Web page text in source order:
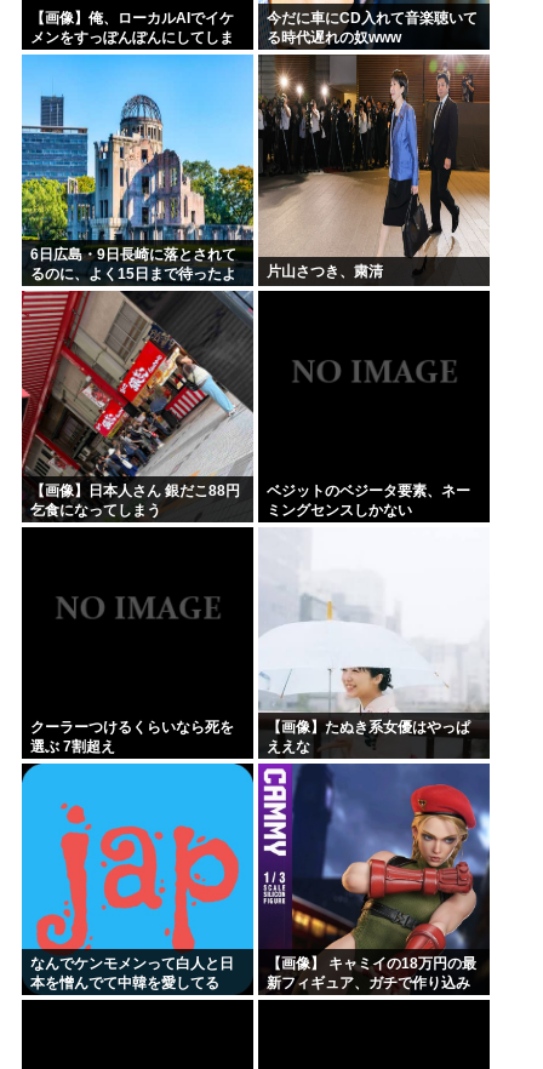
【画像】俺、ローカルAIでイケ
メンをすっぽんぽんにしてしま
うwww
今だに車にCD入れて音楽聴いて
る時代遅れの奴www
6日広島・9日長崎に落とされて
るのに、よく15日まで待ったよ
な
片山さつき、粛清
【画像】日本人さん 銀だこ88円
乞食になってしまう
ベジットのベジータ要素、ネー
ミングセンスしかない
クーラーつけるくらいなら死を
選ぶ 7割超え
【画像】たぬき系女優はやっぱ
ええな
なんでケンモメンって白人と日
本を憎んでて中韓を愛してる
の？
【画像】 キャミイの18万円の最
新フィギュア、ガチで作り込み
がエグすぎる